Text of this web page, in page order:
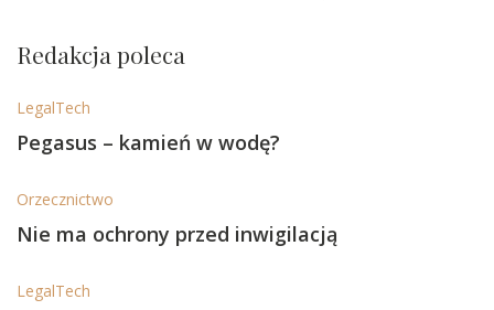
Redakcja poleca
LegalTech
Pegasus – kamień w wodę?
Orzecznictwo
Nie ma ochrony przed inwigilacją
LegalTech